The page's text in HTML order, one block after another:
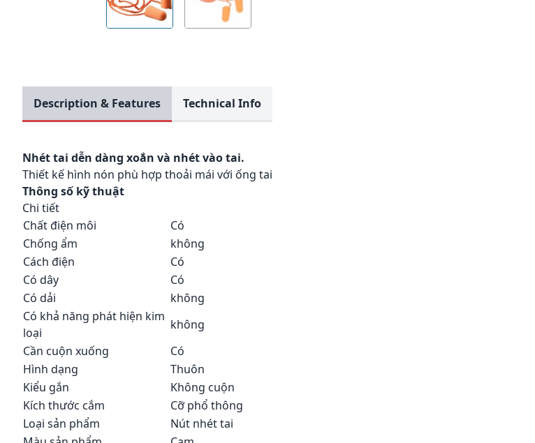
Description & Features Technical Info
Nhét tai dễn dàng xoắn và nhét vào tai.
Thiết kế hình nón phù hợp thoải mái với ống tai
Thông số kỹ thuật
Chi tiết
Chất điện môi
Có
Chống ẩm
không
Cách điện
Có
Có dây
Có
Có dải
không
Có khả năng phát hiện kim
loại
không
Cần cuộn xuống
Có
Hình dạng
Thuôn
Kiểu gắn
Không cuộn
Kích thước cắm
Cỡ phổ thông
Loại sản phẩm
Nút nhét tai